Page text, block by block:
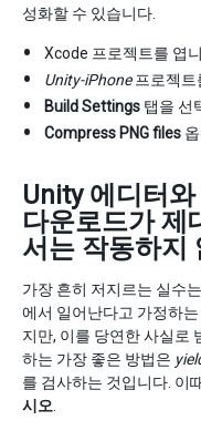
성화할 수 있습니다.
Xcode 프로젝트를 엽
Unity-iPhone프로젝트
Build Settings 탭을 선
Compress PNG files
Unity 에디터
다운로드가 제
서는 작동하지
가장 흔히 저지르는 실수
에서 일어난다고 가정하
지만, 이를 당연한 사실로
하는 가장 좋은 방법은
를 검사하는 것입니다. 이
시오